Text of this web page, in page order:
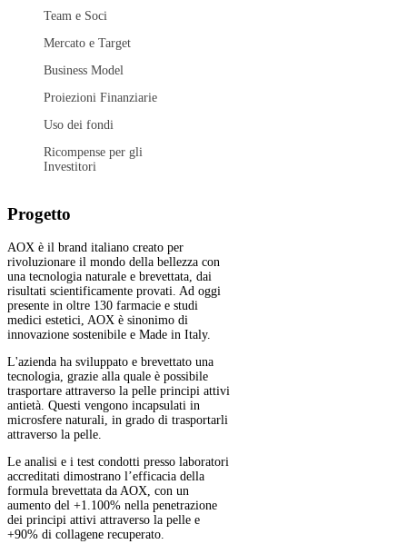
Team e Soci
Mercato e Target
Business Model
Proiezioni Finanziarie
Uso dei fondi
Ricompense per gli
Investitori
Progetto
AOX è il brand italiano creato per
rivoluzionare il mondo della bellezza con
una tecnologia naturale e brevettata, dai
risultati scientificamente provati. Ad oggi
presente in oltre 130 farmacie e studi
medici estetici, AOX è sinonimo di
innovazione sostenibile e Made in Italy.
L'azienda ha sviluppato e brevettato una
tecnologia, grazie alla quale è possibile
trasportare attraverso la pelle principi attivi
antietà. Questi vengono incapsulati in
microsfere naturali, in grado di trasportarli
attraverso la pelle.
Le analisi e i test condotti presso laboratori
accreditati dimostrano l’efficacia della
formula brevettata da AOX, con un
aumento del +1.100% nella penetrazione
dei principi attivi attraverso la pelle e
+90% di collagene recuperato.